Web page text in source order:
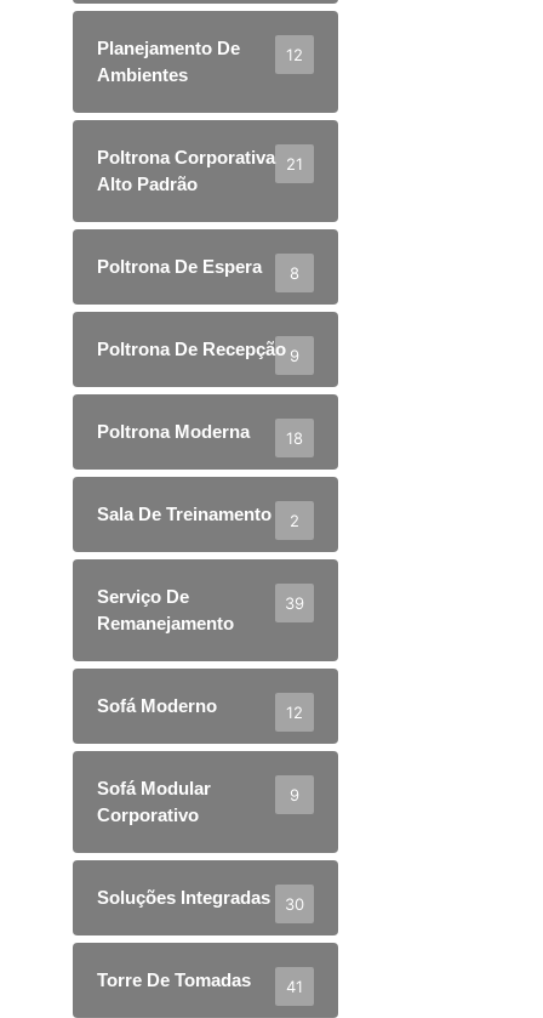
Planejamento De
Ambientes
12
Poltrona Corporativa
Alto Padrão
21
Poltrona De Espera 8
Poltrona De Recepção 9
Poltrona Moderna 18
Sala De Treinamento 2
Serviço De
Remanejamento
39
Sofá Moderno 12
Sofá Modular
Corporativo
9
Soluções Integradas 30
Torre De Tomadas 41